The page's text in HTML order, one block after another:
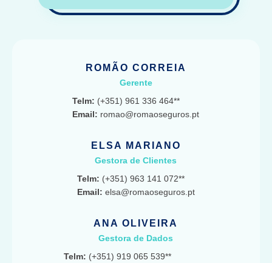
ROMÃO CORREIA
Gerente
Telm: (+351) 961 336 464**
Email: romao@romaoseguros.pt
ELSA MARIANO
Gestora de Clientes
Telm: (+351) 963 141 072**
Email: elsa@romaoseguros.pt
ANA OLIVEIRA
Gestora de Dados
Telm: (+351) 919 065 539**